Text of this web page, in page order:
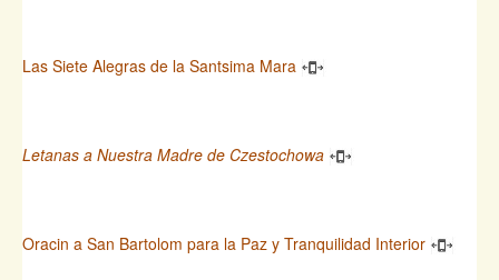
Las Siete Alegras de la Santsima Mara
Letanas a Nuestra Madre de Czestochowa
Oracin a San Bartolom para la Paz y Tranquilidad Interior